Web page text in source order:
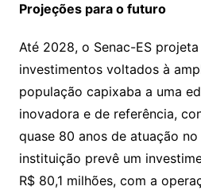
Projeções para o futuro
Até 2028, o Senac-ES
investimentos voltados à
população capixaba a uma
inovadora e de referência,
quase 80 anos de atuação
instituição prevê um
R$ 80,1 milhões, com a